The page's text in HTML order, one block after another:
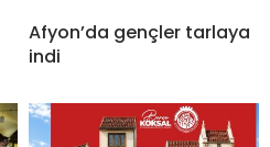
Afyon’da gençler tarlaya
indi